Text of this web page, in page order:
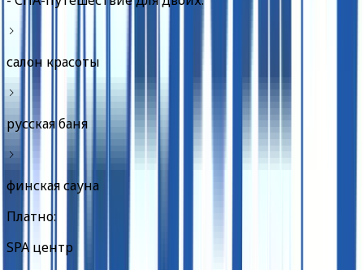
салон красоты
русская баня
финская сауна
Платно:
SPA центр